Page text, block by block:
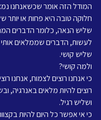
המודל הזה אומר שכשאנחנו
חלוקה טובה היא פחות או יותר
שליש הנאה, כלומר הדברים
לעשות, הדברים שממלאים אותי
שליש קושי.
ולמה קושי?
כי אנחנו רוצים לצמוח, אנחנו
רוצים להיות מלאים באנרגיה,
ושליש רגיל.
כי אי אפשר כל היום להיות